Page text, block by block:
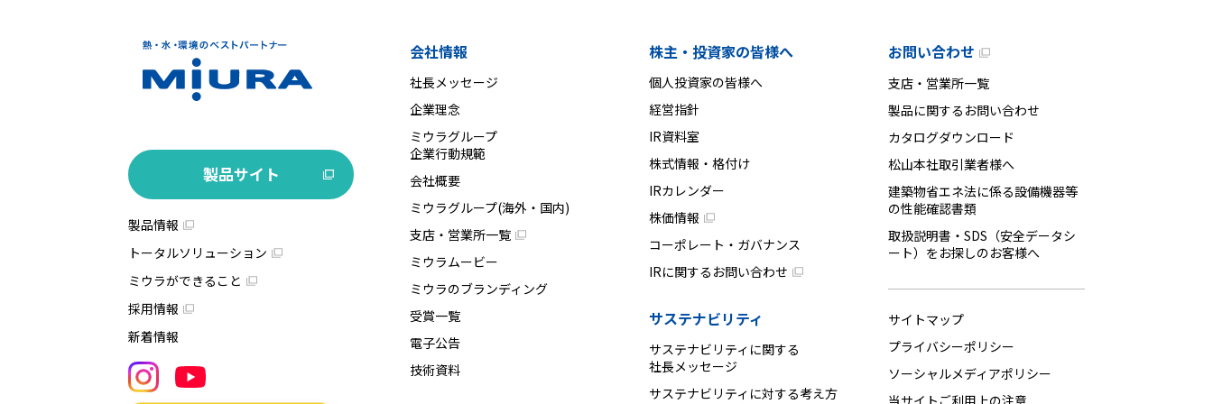
製品サイト
製品情報
トータルソリューション
ミウラができること
採用情報
新着情報
会社情報
社長メッセージ
企業理念
ミウラグループ
企業行動規範
会社概要
ミウラグループ(海外・国内)
支店・営業所一覧
ミウラムービー
ミウラのブランディング
受賞一覧
電子公告
技術資料
株主・投資家の皆様へ
個人投資家の皆様へ
経営指針
IR資料室
株式情報・格付け
IRカレンダー
株価情報
コーポレート・ガバナンス
IRに関するお問い合わせ
サステナビリティ
サステナビリティに関する
社長メッセージ
サステナビリティに対する考え方
お問い合わせ
支店・営業所一覧
製品に関するお問い合わせ
カタログダウンロード
松山本社取引業者様へ
建築物省エネ法に係る設備機器等
の性能確認書類
取扱説明書・SDS（安全データシ
ート）をお探しのお客様へ
サイトマップ
プライバシーポリシー
ソーシャルメディアポリシー
当サイトご利用上の注意